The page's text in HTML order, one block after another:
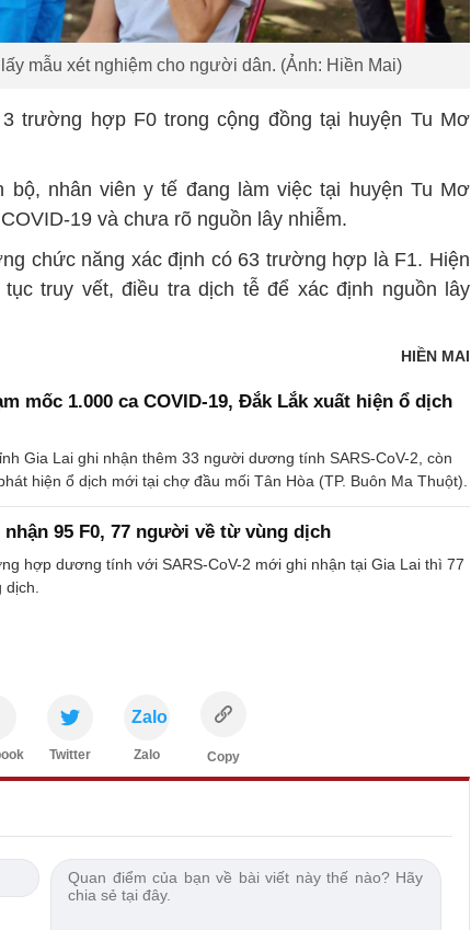
mẫu xét nghiệm cho người dân. (Ảnh: Hiền Mai)
trường hợp F0 trong cộng đồng tại huyện Tu Mơ
nhân viên y tế đang làm việc tại huyện Tu Mơ
19 và chưa rõ nguồn lây nhiễm.
chức năng xác định có 63 trường hợp là F1. Hiện
truy vết, điều tra dịch tễ để xác định nguồn lây
HIỀN MAI
mốc 1.000 ca COVID-19, Đắk Lắk xuất hiện ổ dịch
Gia Lai ghi nhận thêm 33 người dương tính SARS-CoV-2, còn
hiện ổ dịch mới tại chợ đầu mối Tân Hòa (TP. Buôn Ma Thuột).
nhận 95 F0, 77 người về từ vùng dịch
hợp dương tính với SARS-CoV-2 mới ghi nhận tại Gia Lai thì 77
Twitter
Zalo
Zalo Copy